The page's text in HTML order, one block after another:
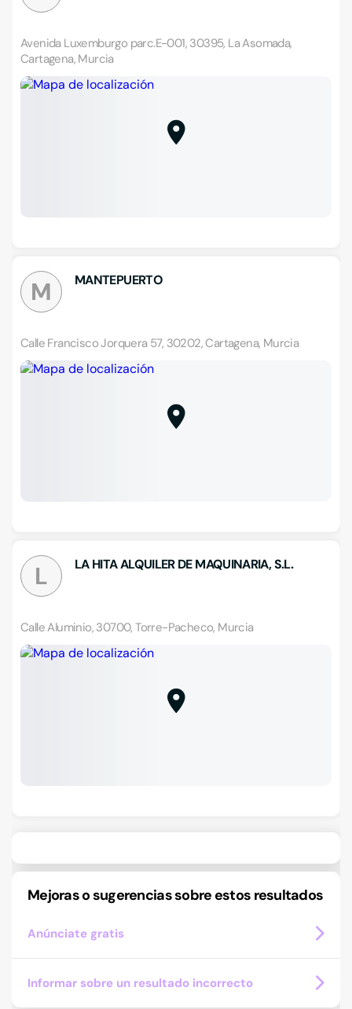
Avenida Luxemburgo parc.E-001, 30395, La Asomada,
Cartagena, Murcia
M MANTEPUERTO
Calle Francisco Jorquera 57, 30202, Cartagena, Murcia
L LA HITA ALQUILER DE MAQUINARIA, S.L.
Calle Aluminio, 30700, Torre-Pacheco, Murcia
Mejoras o sugerencias sobre estos resultados
Anúnciate gratis
Informar sobre un resultado incorrecto